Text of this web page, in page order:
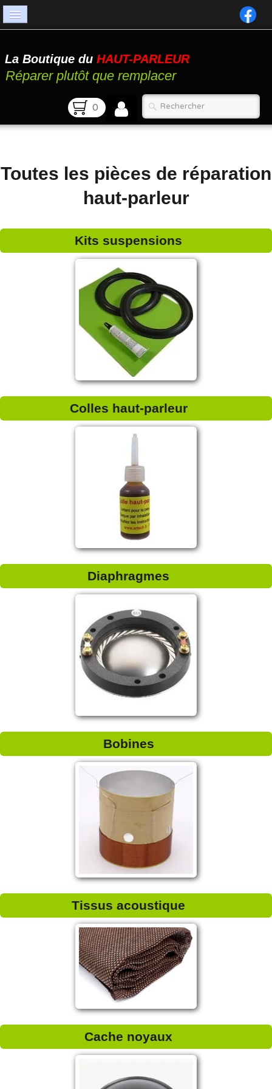
Catalogue
Atelier
La Boutique du HAUT-PARLEUR
Réparer plutôt que remplacer
0
Toutes les pièces de réparation
haut-parleur
Kits suspensions
Colles haut-parleur
Diaphragmes
Bobines
Tissus acoustique
Cache noyaux